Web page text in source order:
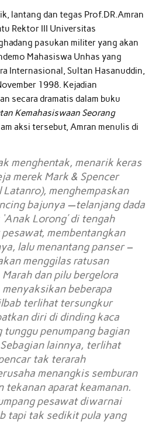
lantang dan tegas Prof.DR.Amran
Rektor III Universitas
pasukan militer yang akan
Mahasiswa Unhas yang
Internasional, Sultan Hasanuddin,
1998. Kejadian
secara dramatis dalam buku
Kemahasiswaan Seorang
aksi tersebut, Amran menulis di
menghentak, menarik keras
merek Mark & Spencer
Latanro), menghempaskan
bajunya —telanjang dada
Lorong’ di tengah
membentangkan
lalu menantang panser –
menggilas ratusan
dan pilu bergelora
beberapa
terlihat tersungkur
diri di dinding kaca
tunggu penumpang bagian
lainnya, terlihat
tak terarah
menangkis semburan
tekanan aparat keamanan.
pesawat diwarnai
tapi tak sedikit pula yang